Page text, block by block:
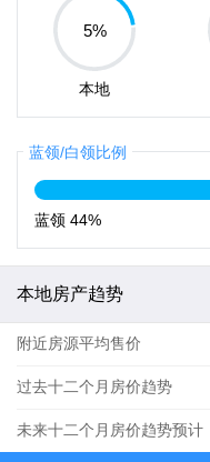
5%
本地
蓝领/白领比例
蓝领 44%
本地房产趋势
附近房源平均售价
过去十二个月房价趋势
未来十二个月房价趋势预计